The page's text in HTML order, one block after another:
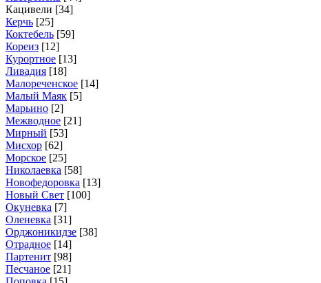
Кацивели [34]
Керчь [25]
Коктебель [59]
Кореиз [12]
Курортное [13]
Ливадия [18]
Малореченское [14]
Малый Маяк [5]
Марьино [2]
Межводное [21]
Мирный [53]
Мисхор [62]
Морское [25]
Николаевка [58]
Новофедоровка [13]
Новый Свет [100]
Окуневка [7]
Оленевка [31]
Орджоникидзе [38]
Отрадное [14]
Партенит [98]
Песчаное [21]